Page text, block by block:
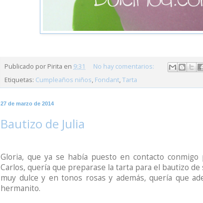
Publicado por Pirita en 9:31
No hay comentarios:
Etiquetas: Cumpleaños niños, Fondant,Tarta
27 de marzo de 2014
Bautizo de Julia
Gloria, que ya se había puesto en contacto conmigo
Carlos, quería que preparase la tarta para el bautizo
muy dulce y en tonos rosas y además, quería que
hermanito.